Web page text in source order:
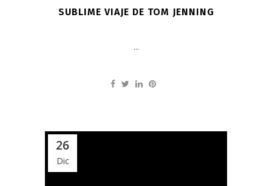
SUBLIME VIAJE DE TOM JENNING
...
26
Dic